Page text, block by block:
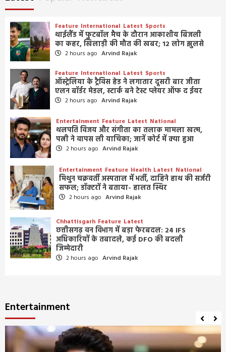
Feature International Latest Sports
थाईलैंड में फुटबॉल मैच के दौरान आकाशीय बिजली
का कहर, खिलाड़ी की मौत की खबर; 12 लोग झुलसे
2 hours ago Arvind Rajak
Feature International Latest Sports
ऑस्ट्रेलिया के ट्रैविस हेड ने लगातार दूसरी बार जीता
एलन बॉर्डर मेडल, स्टार्क बने टेस्ट प्लेयर ऑफ द ईयर
2 hours ago Arvind Rajak
Entertainment Feature Latest National
थलपति विजय और संगीता का तलाक मामला खत्म,
पत्नी ने वापस ली याचिका; जानें कोर्ट में क्या हुआ
2 hours ago Arvind Rajak
Entertainment Feature Health Latest National
मिथुन चक्रवर्ती अस्पताल में भर्ती, दाहिने हाथ की सर्जरी
सफल; डॉक्टरों ने बताया- हालत स्थिर
2 hours ago Arvind Rajak
Chhattisgarh Feature Latest
छत्तीसगढ़ वन विभाग में बड़ा फेरबदल: 24 IFS
अधिकारियों के तबादले, कई DFO की बदली
जिम्मेदारी
2 hours ago Arvind Rajak
Entertainment